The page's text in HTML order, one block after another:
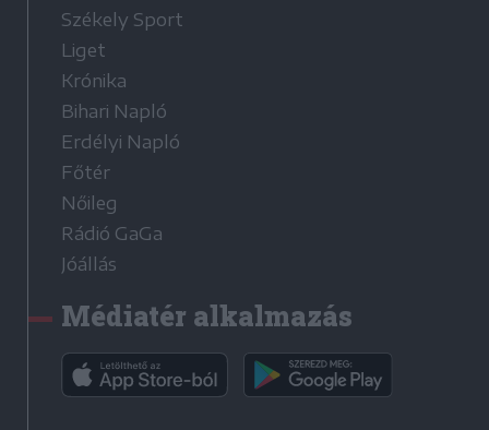
Székely Sport
Liget
Krónika
Bihari Napló
Erdélyi Napló
Főtér
Nőileg
Rádió GaGa
Jóállás
Médiatér alkalmazás